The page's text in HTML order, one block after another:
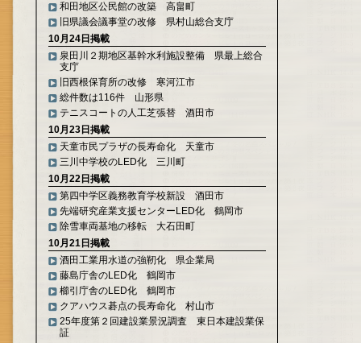
和田地区公民館の改築 高畠町
旧県議会議事堂の改修 県村山総合支庁
10月24日掲載
泉田川２期地区基幹水利施設整備 県最上総合
支庁
旧西根保育所の改修 寒河江市
総件数は116件 山形県
テニスコートの人工芝張替 酒田市
10月23日掲載
天童市民プラザの長寿命化 天童市
三川中学校のLED化 三川町
10月22日掲載
第四中学区義務教育学校新設 酒田市
先端研究産業支援センターLED化 鶴岡市
除雪車両基地の移転 大石田町
10月21日掲載
酒田工業用水道の強靭化 県企業局
藤島庁舎のLED化 鶴岡市
櫛引庁舎のLED化 鶴岡市
クアハウス碁点の長寿命化 村山市
25年度第２回建設業景況調査 東日本建設業保
証